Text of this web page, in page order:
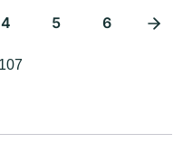
4 5 6